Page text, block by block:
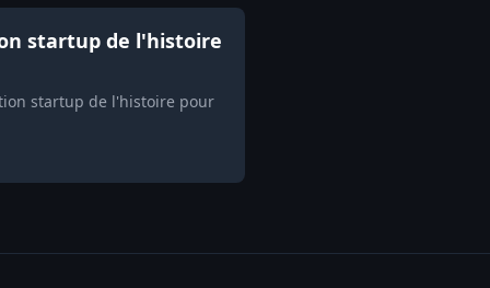
startup de l'histoire
startup de l'histoire pour